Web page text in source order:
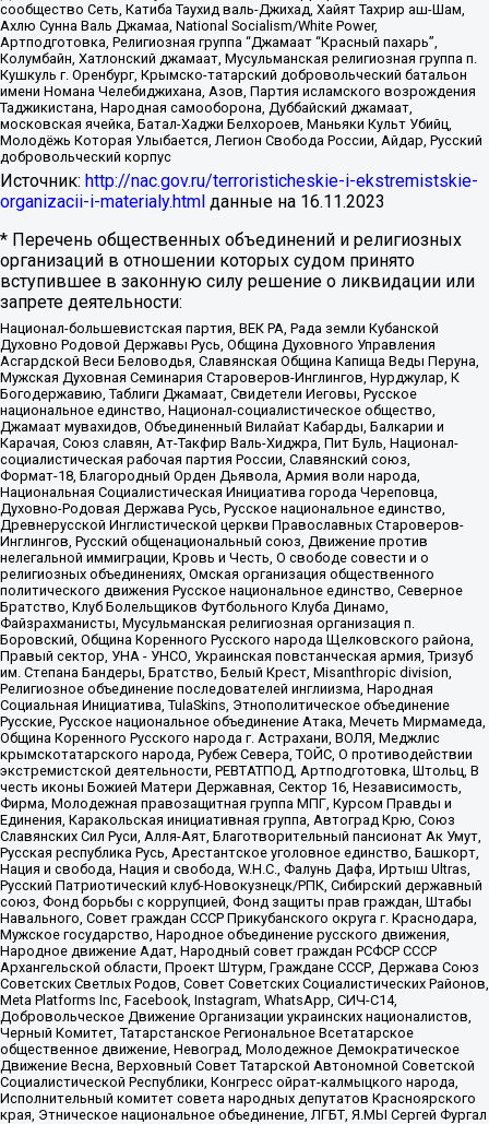
сообщество Сеть, Катиба Таухид валь-Джихад, Хайят Тахрир аш-Шам,
Ахлю Сунна Валь Джамаа, National Socialism/White Power,
Артподготовка, Религиозная группа “Джамаат “Красный пахарь”,
Колумбайн, Хатлонский джамаат, Мусульманская религиозная группа п.
Кушкуль г. Оренбург, Крымско-татарский добровольческий батальон
имени Номана Челебиджихана, Азов, Партия исламского возрождения
Таджикистана, Народная самооборона, Дуббайский джамаат,
московская ячейка, Батал-Хаджи Белхороев, Маньяки Культ Убийц,
Молодёжь Которая Улыбается, Легион Свобода России, Айдар, Русский
добровольческий корпус
Источник: http://nac.gov.ru/terroristicheskie-i-ekstremistskie-
organizacii-i-materialy.html данные на 16.11.2023
* Перечень общественных объединений и религиозных
организаций в отношении которых судом принято
вступившее в законную силу решение о ликвидации или
запрете деятельности:
Национал-большевистская партия, ВЕК РА, Рада земли Кубанской
Духовно Родовой Державы Русь, Община Духовного Управления
Асгардской Веси Беловодья, Славянская Община Капища Веды Перуна,
Мужская Духовная Семинария Староверов-Инглингов, Нурджулар, К
Богодержавию, Таблиги Джамаат, Свидетели Иеговы, Русское
национальное единство, Национал-социалистическое общество,
Джамаат мувахидов, Объединенный Вилайат Кабарды, Балкарии и
Карачая, Союз славян, Ат-Такфир Валь-Хиджра, Пит Буль, Национал-
социалистическая рабочая партия России, Славянский союз,
Формат-18, Благородный Орден Дьявола, Армия воли народа,
Национальная Социалистическая Инициатива города Череповца,
Духовно-Родовая Держава Русь, Русское национальное единство,
Древнерусской Инглистической церкви Православных Староверов-
Инглингов, Русский общенациональный союз, Движение против
нелегальной иммиграции, Кровь и Честь, О свободе совести и о
религиозных объединениях, Омская организация общественного
политического движения Русское национальное единство, Северное
Братство, Клуб Болельщиков Футбольного Клуба Динамо,
Файзрахманисты, Мусульманская религиозная организация п.
Боровский, Община Коренного Русского народа Щелковского района,
Правый сектор, УНА - УНСО, Украинская повстанческая армия, Тризуб
им. Степана Бандеры, Братство, Белый Крест, Misanthropic division,
Религиозное объединение последователей инглиизма, Народная
Социальная Инициатива, TulaSkins, Этнополитическое объединение
Русские, Русское национальное объединение Атака, Мечеть Мирмамеда,
Община Коренного Русского народа г. Астрахани, ВОЛЯ, Меджлис
крымскотатарского народа, Рубеж Севера, ТОЙС, О противодействии
экстремистской деятельности, РЕВТАТПОД, Артподготовка, Штольц, В
честь иконы Божией Матери Державная, Сектор 16, Независимость,
Фирма, Молодежная правозащитная группа МПГ, Курсом Правды и
Единения, Каракольская инициативная группа, Автоград Крю, Союз
Славянских Сил Руси, Алля-Аят, Благотворительный пансионат Ак Умут,
Русская республика Русь, Арестантское уголовное единство, Башкорт,
Нация и свобода, Нация и свобода, W.H.С., Фалунь Дафа, Иртыш Ultras,
Русский Патриотический клуб-Новокузнецк/РПК, Сибирский державный
союз, Фонд борьбы с коррупцией, Фонд защиты прав граждан, Штабы
Навального, Совет граждан СССР Прикубанского округа г. Краснодара,
Мужское государство, Народное объединение русского движения,
Народное движение Адат, Народный совет граждан РСФСР СССР
Архангельской области, Проект Штурм, Граждане СССР, Держава Союз
Советских Светлых Родов, Совет Советских Социалистических Районов,
Meta Platforms Inc, Facebook, Instagram, WhatsApp, СИЧ-С14,
Добровольческое Движение Организации украинских националистов,
Черный Комитет, Татарстанское Региональное Всетатарское
общественное движение, Невоград, Молодежное Демократическое
Движение Весна, Верховный Совет Татарской Автономной Советской
Социалистической Республики, Конгресс ойрат-калмыцкого народа,
Исполнительный комитет совета народных депутатов Красноярского
края, Этническое национальное объединение, ЛГБТ, Я.МЫ Сергей Фургал